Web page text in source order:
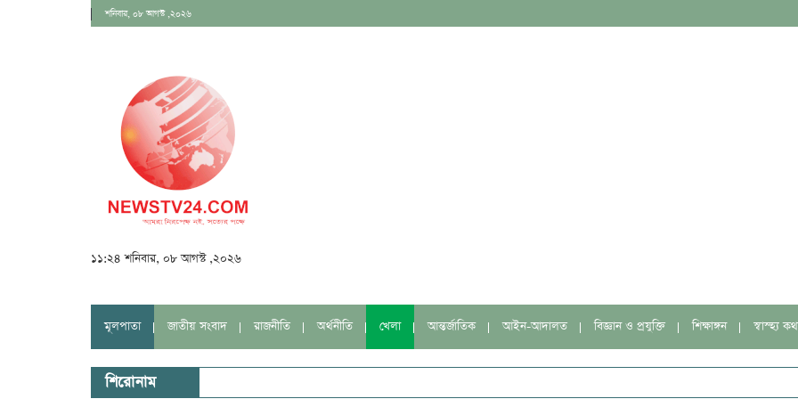
শনিবার, ০৮ আগস্ট ,২০২৬
১১:২৪ শনিবার, ০৮ আগস্ট ,২০২৬
মূলপাতা জাতীয় সংবাদ রাজনীতি অর্থনীতি খেলা আন্তর্জাতিক আইন-আদালত বিজ্ঞান ও প্রযুক্তি শিক্ষাঙ্গন স্বাস্হ্য
শিরোনাম